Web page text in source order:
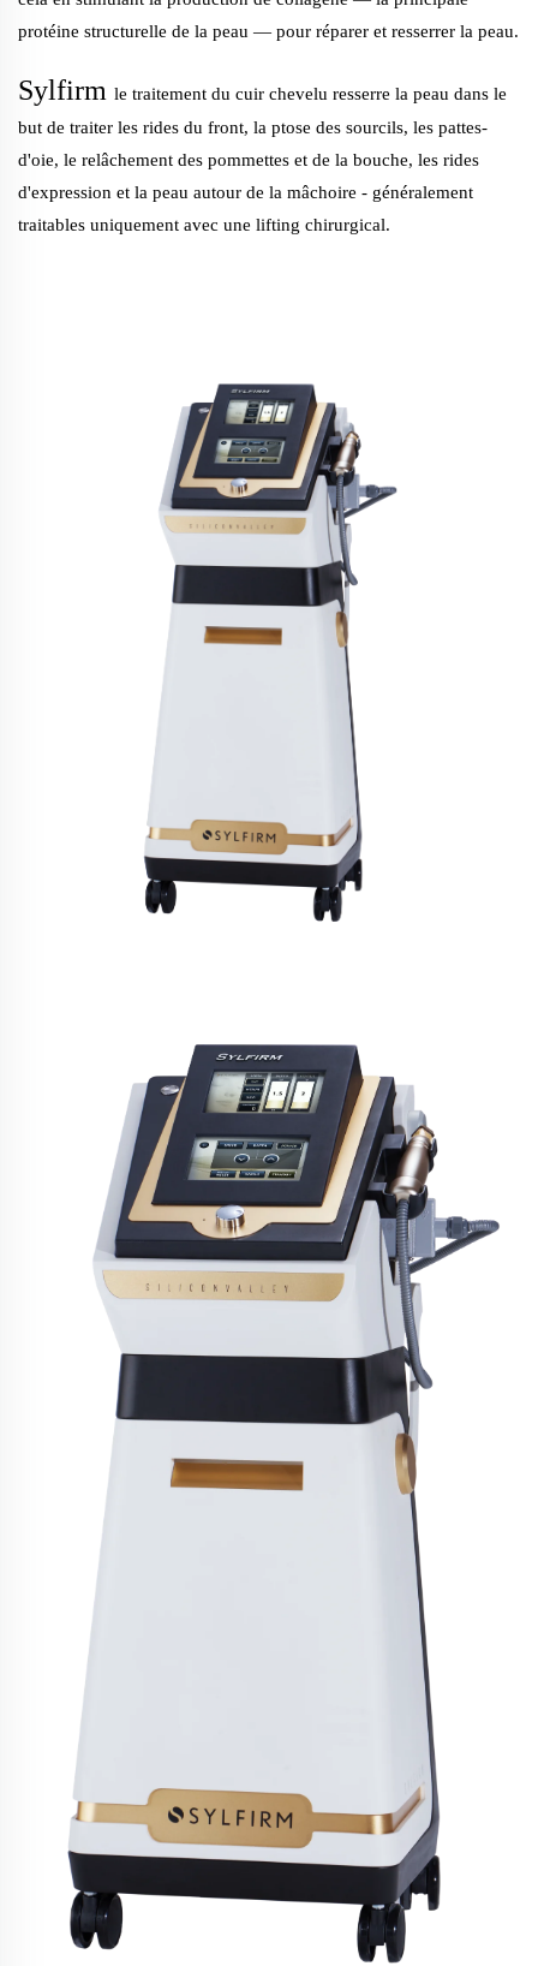
protéine structurelle de la peau — pour réparer et resserrer la peau.
Sylfirm le traitement du cuir chevelu resserre la peau dans le
but de traiter les rides du front, la ptose des sourcils, les pattes-
d'oie, le relâchement des pommettes et de la bouche, les rides
d'expression et la peau autour de la mâchoire - généralement
traitables uniquement avec une lifting chirurgical.